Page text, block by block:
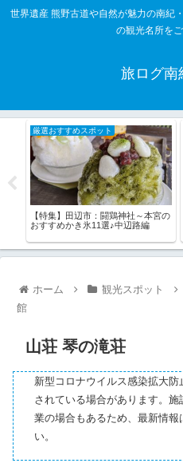
世界遺産 熊野古道や自然が魅力の南紀
の観光名所をご
旅ログ南
厳選おすすめスポット
【特集】田辺市：闘鶏神社～本宮の
おすすめかき氷11選♪中辺路編
ホーム 観光スポット
館
山荘 琴の滝荘
新型コロナウイルス感染拡大
されている場合があります。
業の場合もあるため、最新情報
い。